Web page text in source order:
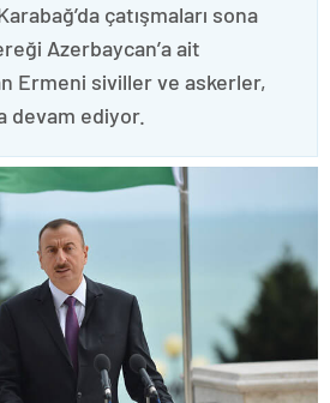
çatışmaları sona
Azerbaycan’a ait
Ermeni siviller ve askerler,
devam ediyor.